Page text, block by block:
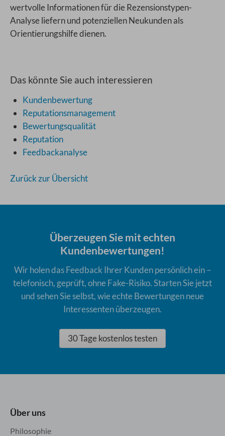
wertvolle Informationen für die Rezensionstypen-
Analyse liefern und potenziellen Neukunden als
Orientierungshilfe dienen.
Das könnte Sie auch interessieren
Kundenbewertung
Reputationsmanagement
Bewertungsqualität
Reputation
Feedbackanalyse
Zurück zur Übersicht
Überzeugen Sie mit echten
Kundenbewertungen!
Wir holen das Feedback Ihrer Kunden persönlich ein –
telefonisch, geprüft, ohne Fake-Risiko. Starten Sie jetzt
und sehen Sie selbst, wie echte Bewertungen neue
Interessenten überzeugen.
30 Tage kostenlos testen
Über uns
Philosophie